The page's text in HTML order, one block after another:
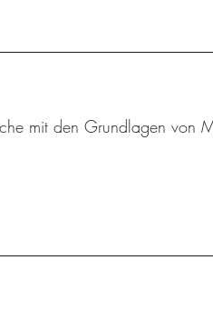
mit den Grundlagen von